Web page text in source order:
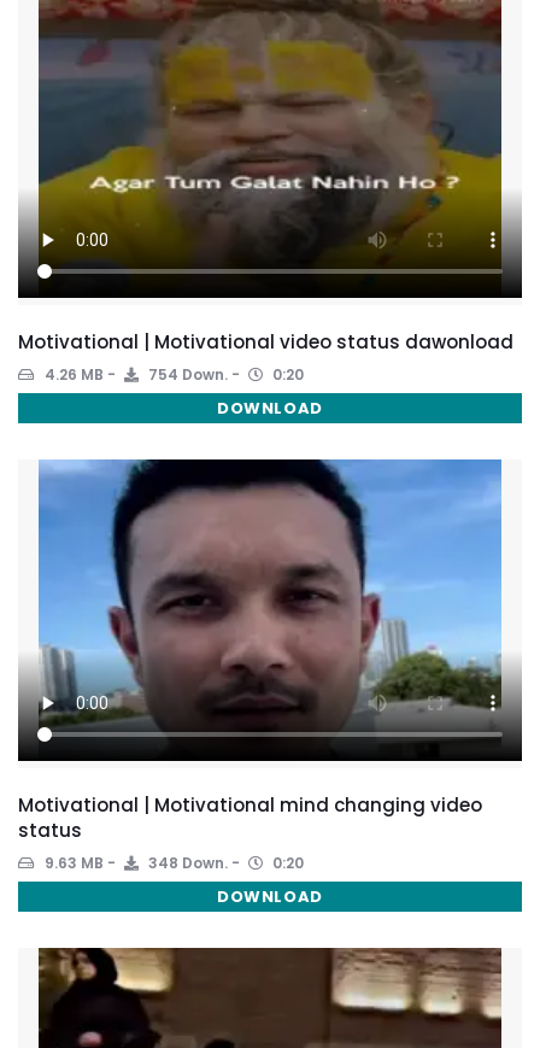
Motivational | Motivational video status dawonload
4.26 MB 754 Down. 0:20
DOWNLOAD
Motivational | Motivational mind changing video
status
9.63 MB 348 Down. 0:20
DOWNLOAD